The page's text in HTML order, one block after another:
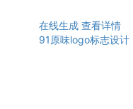
在线生成 查看详情
91原味logo标志设计